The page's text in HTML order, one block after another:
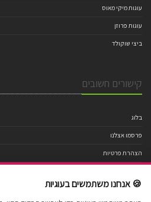
עוגות מיקי מאוס
עוגות פרוזן
ביצי שוקולד
קישורים חשובים
בלוג
פרסמו אצלנו
הצהרת פרטיות
תנאי שימוש
🍪 אנחנו משתמשים בעוגיות